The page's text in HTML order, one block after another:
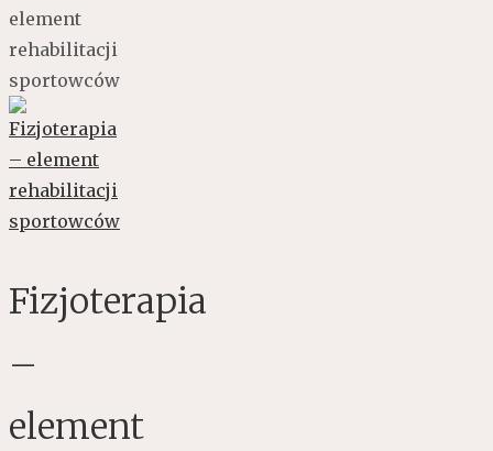
element
rehabilitacji
sportowców
Fizjoterapia
–
element